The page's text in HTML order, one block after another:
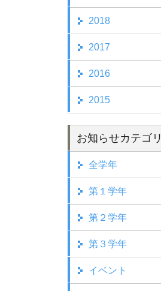
2018
2017
2016
2015
お知らせカテゴリ
全学年
第１学年
第２学年
第３学年
イベント